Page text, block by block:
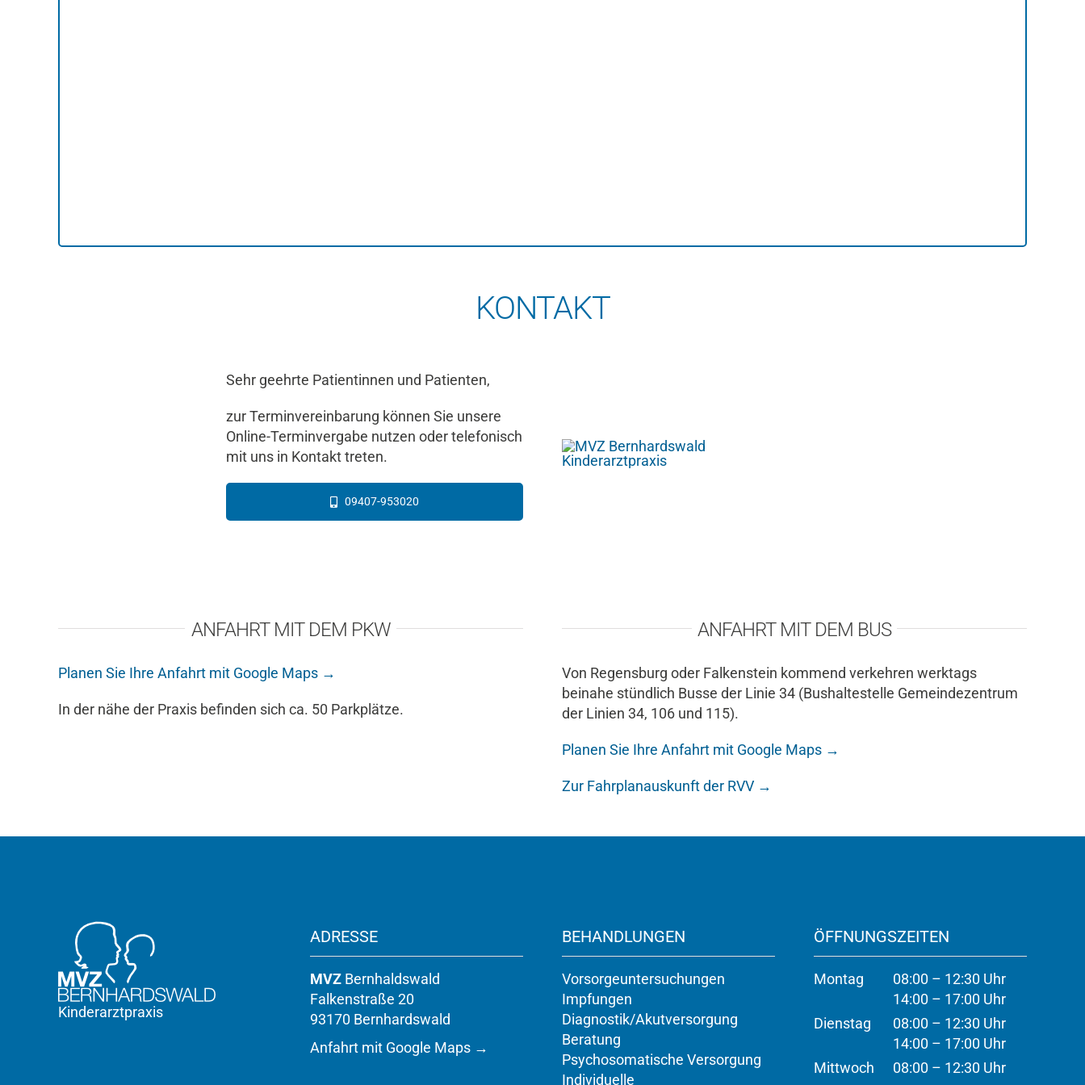
KONTAKT
Sehr geehrte Patientinnen und Patienten,
zur Terminvereinbarung können Sie unsere
Online-Terminvergabe nutzen oder telefonisch
mit uns in Kontakt treten.
09407-953020
ANFAHRT MIT DEM PKW
Planen Sie Ihre Anfahrt mit Google Maps →
In der nähe der Praxis befinden sich ca. 50 Parkplätze.
ANFAHRT MIT DEM BUS
Von Regensburg oder Falkenstein kommend verkehren werktags
beinahe stündlich Busse der Linie 34 (Bushaltestelle Gemeindezentrum
der Linien 34, 106 und 115).
Planen Sie Ihre Anfahrt mit Google Maps →
Zur Fahrplanauskunft der RVV →
Kinderarztpraxis
ADRESSE
MVZBernhaldswald
Falkenstraße 20
93170 Bernhardswald
Anfahrt mit Google Maps →
BEHANDLUNGEN
Vorsorgeuntersuchungen
Impfungen
Diagnostik/Akutversorgung
Beratung
Psychosomatische Versorgung
Individuelle
ÖFFNUNGSZEITEN
Montag
08:00 – 12:30 Uhr
14:00 – 17:00 Uhr
Dienstag
08:00 – 12:30 Uhr
14:00 – 17:00 Uhr
Mittwoch
08:00 – 12:30 Uhr